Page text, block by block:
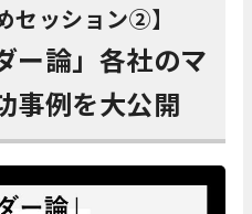
セッション②】
ー論」各社のマ
事例を大公開